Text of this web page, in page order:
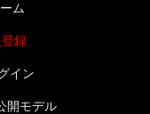
ム
録
イン
開モデル